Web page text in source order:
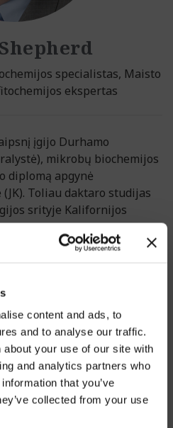
content and ads, to
and to analyse our traffic.
your use of our site with
and analytics partners who
that you’ve
collected from your use
specialistas, Maisto
ekspertas
įgijo Durhamo
mikrobų biochemijos
diplomą apgynė
Toliau daktaro studijas
srityje Kalifornijos
ir gavęs 12
turi daug darbo
tai, kad jis buvo vienos
įmonių pasaulyje,
šalių, gėrimų skyriaus
gamybos srityje, aktyviai